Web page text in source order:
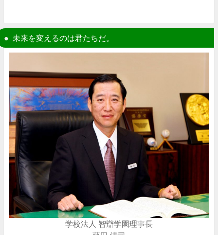
未来を変えるのは君たちだ。
学校法人 智辯学園理事長